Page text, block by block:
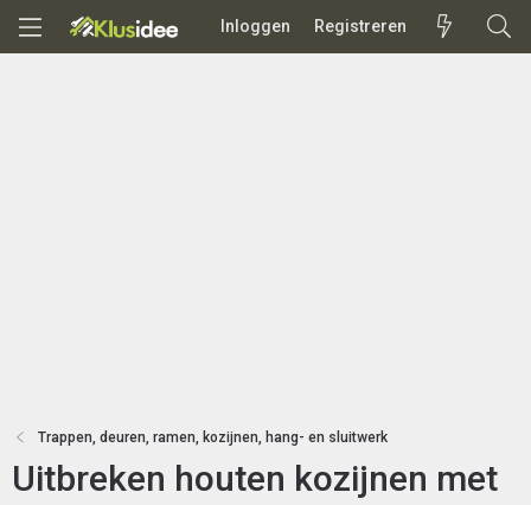
Inloggen Registreren
Trappen, deuren, ramen, kozijnen, hang- en sluitwerk
Uitbreken houten kozijnen met